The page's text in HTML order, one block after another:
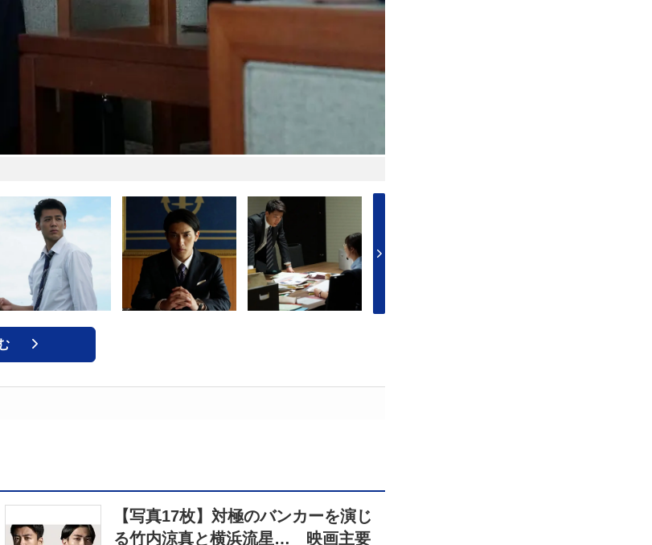
【写真17枚】対極のバンカーを演じ
る竹内涼真と横浜流星… 映画主要